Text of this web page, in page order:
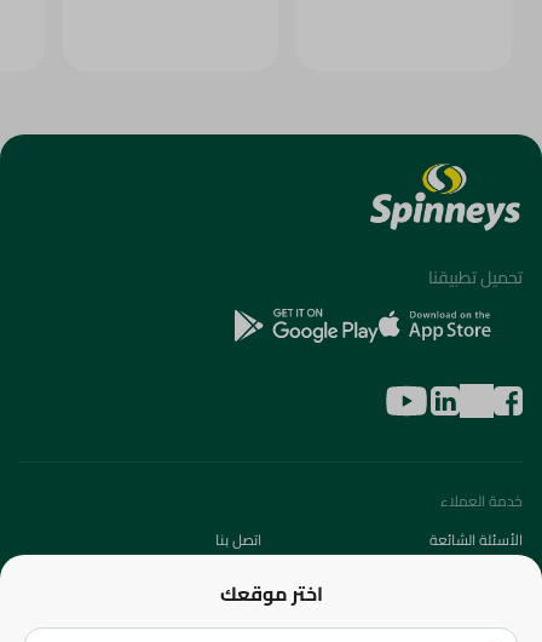
اختر موقعك
تحميل تطبيقنا
خدمة العملاء
الأسئلة الشائعة
اتصل بنا
من نحن؟
الفروع